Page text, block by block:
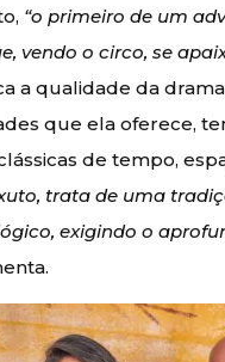
“o primeiro de um
vendo o circo, se
a qualidade da
que ela oferece,
de tempo,
trata de uma
exigindo o